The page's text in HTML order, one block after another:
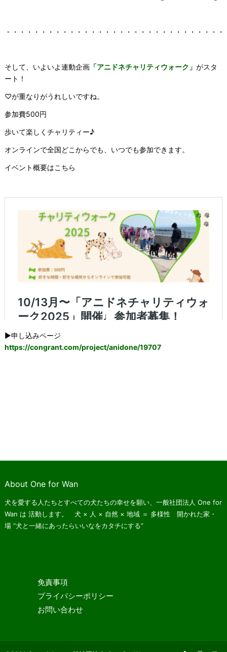
・・・・・・・・・・・・・・・・・・・・・・・・・・・・・・・
そして、いよいよ連動企画「アニドネチャリティウォーク」 がスタ
ート！
♡が重なりがうれしいですね。
参加費500円
歩いて楽しくチャリティー♪
オンラインで全国どこからでも、いつでも参加できます。
イベント概要はこちら
▶️申し込みページ
https://congrant.com/project/anidone/19707
About One for Wan
犬を愛する人たちとすべての犬たちの幸せを願い、一般社団法人 One for
Wan は 活動します。 犬 × 人 × 自然 × 地域 ＝ 多様性 開かれた家・
場“犬と一緒にあったらいいなをカタチにする”
免責事項
プライバシーポリシー
お問い合わせ